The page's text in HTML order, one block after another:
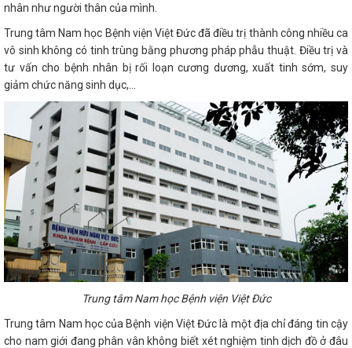
nhân như người thân của mình.
Trung tâm Nam học Bệnh viện Việt Đức đã điều trị thành công nhiều ca
vô sinh không có tinh trùng bằng phương pháp phẫu thuật. Điều trị và
tư vấn cho bệnh nhân bị rối loạn cương dương, xuất tinh sớm, suy
giảm chức năng sinh dục,...
Trung tâm Nam học Bệnh viện Việt Đức
Trung tâm Nam học của Bệnh viện Việt Đức là một địa chỉ đáng tin cậy
cho nam giới đang phân vân không biết xét nghiệm tinh dịch đồ ở đâu